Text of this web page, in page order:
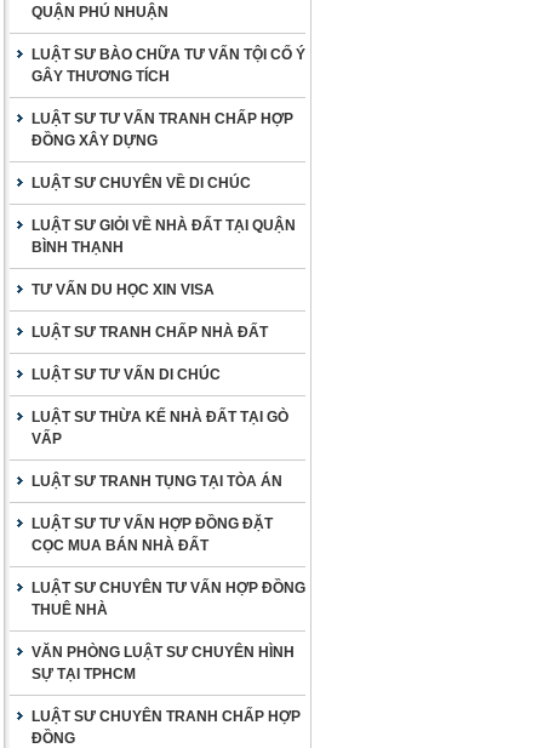
QUẬN PHÚ NHUẬN
LUẬT SƯ BÀO CHỮA TƯ VẤN TỘI CỐ Ý
GÂY THƯƠNG TÍCH
LUẬT SƯ TƯ VẤN TRANH CHẤP HỢP
ĐỒNG XÂY DỰNG
LUẬT SƯ CHUYÊN VỀ DI CHÚC
LUẬT SƯ GIỎI VỀ NHÀ ĐẤT TẠI QUẬN
BÌNH THẠNH
TƯ VẤN DU HỌC XIN VISA
LUẬT SƯ TRANH CHẤP NHÀ ĐẤT
LUẬT SƯ TƯ VẤN DI CHÚC
LUẬT SƯ THỪA KẾ NHÀ ĐẤT TẠI GÒ
VẤP
LUẬT SƯ TRANH TỤNG TẠI TÒA ÁN
LUẬT SƯ TƯ VẤN HỢP ĐỒNG ĐẶT
CỌC MUA BÁN NHÀ ĐẤT
LUẬT SƯ CHUYÊN TƯ VẤN HỢP ĐỒNG
THUÊ NHÀ
VĂN PHÒNG LUẬT SƯ CHUYÊN HÌNH
SỰ TẠI TPHCM
LUẬT SƯ CHUYÊN TRANH CHẤP HỢP
ĐỒNG